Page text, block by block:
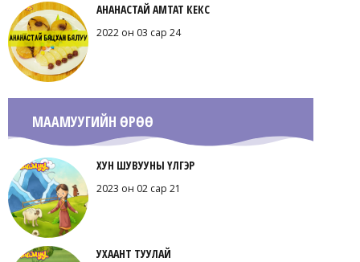
АНАНАСТАЙ АМТАТ КЕКС
2022 он 03 сар 24
МААМУУГИЙН ӨРӨӨ
ХУН ШУВУУНЫ ҮЛГЭР
2023 он 02 сар 21
УХААНТ ТУУЛАЙ